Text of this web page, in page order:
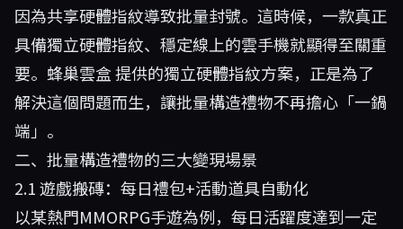
因為共享硬體指紋導致批量封號。這時候，一款真正
具備獨立硬體指紋、穩定線上的雲手機就顯得至關重
要。 蜂巢雲盒提供的獨立硬體指紋方案，正是為了
解決這個問題而生，讓批量構造禮物不再擔心「一鍋
端」。
二、批量構造禮物的三大變現場景
2.1 遊戲搬磚：每日禮包+活動道具自動化
以某熱門MMORPG手遊為例，每日活躍度達到一定